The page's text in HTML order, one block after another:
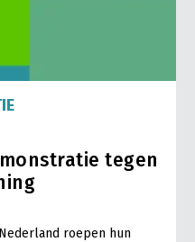
tegen
Nederland roepen hun